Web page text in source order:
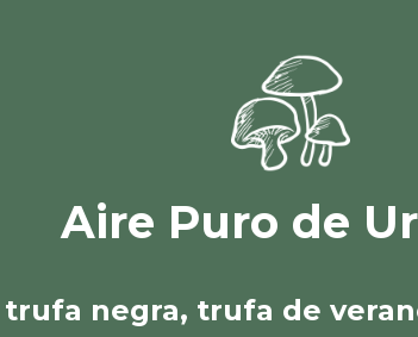
Aire Puro de
trufa negra, trufa de